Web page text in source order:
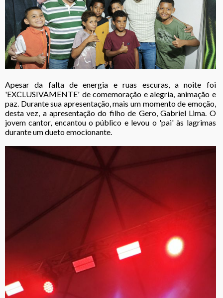
Apesar da falta de energia e ruas escuras, a noite foi
'EXCLUSIVAMENTE' de comemoração e alegria, animação e
paz. Durante sua apresentação, mais um momento de emoção,
desta vez, a apresentação do filho de Gero, Gabriel Lima. O
jovem cantor, encantou o público e levou o 'pai' às lagrimas
durante um dueto emocionante.